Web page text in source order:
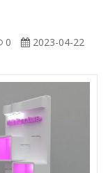
0
2023-04-22